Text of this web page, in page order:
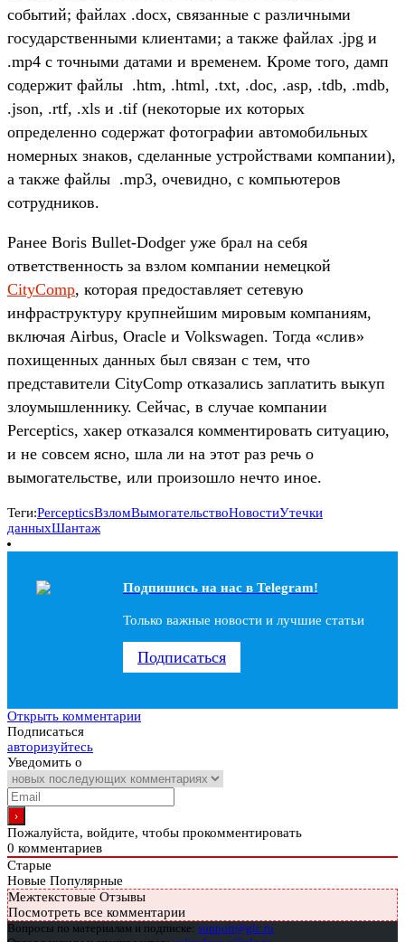
событий; файлах .docx, связанные с различными
государственными клиентами; а также файлах .jpg и
.mp4 с точными датами и временем. Кроме того, дамп
содержит файлы .htm, .html, .txt, .doc, .asp, .tdb, .mdb,
.json, .rtf, .xls и .tif (некоторые их которых
определенно содержат фотографии автомобильных
номерных знаков, сделанные устройствами компании),
а также файлы .mp3, очевидно, с компьютеров
сотрудников.
Ранее Boris Bullet-Dodger уже брал на себя
ответственность за взлом компании немецкой
CityComp, которая предоставляет сетевую
инфраструктуру крупнейшим мировым компаниям,
включая Airbus, Oracle и Volkswagen. Тогда «слив»
похищенных данных был связан с тем, что
представители CityComp отказались заплатить выкуп
злоумышленнику. Сейчас, в случае компании
Perceptics, хакер отказался комментировать ситуацию,
и не совсем ясно, шла ли на этот раз речь о
вымогательстве, или произошло нечто иное.
Теги:PercepticsВзломВымогательствоНовостиУтечки
данныхШантаж
Подпишись на наc в Telegram!
Только важные новости и лучшие статьи
Подписаться
Открыть комментарии
Подписаться
авторизуйтесь
Уведомить о
Пожалуйста, войдите, чтобы прокомментировать
0 комментариев
Старые
Новые Популярные
Межтекстовые Отзывы
Посмотреть все комментарии
Вопросы по материалам и подписке: support@glc.ru